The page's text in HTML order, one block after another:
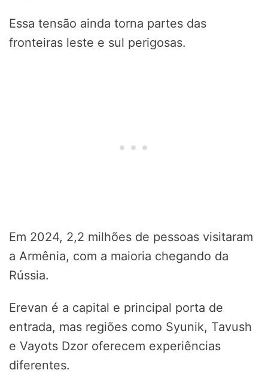
Essa tensão ainda torna partes das
fronteiras leste e sul perigosas.
Em 2024, 2,2 milhões de pessoas visitaram
a Armênia, com a maioria chegando da
Rússia.
Erevan é a capital e principal porta de
entrada, mas regiões como Syunik, Tavush
e Vayots Dzor oferecem experiências
diferentes.